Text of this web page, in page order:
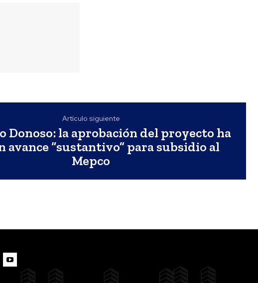
Artículo siguiente
Donoso: la aprobación del proyecto ha
avance “sustantivo” para subsidio al
Mepco